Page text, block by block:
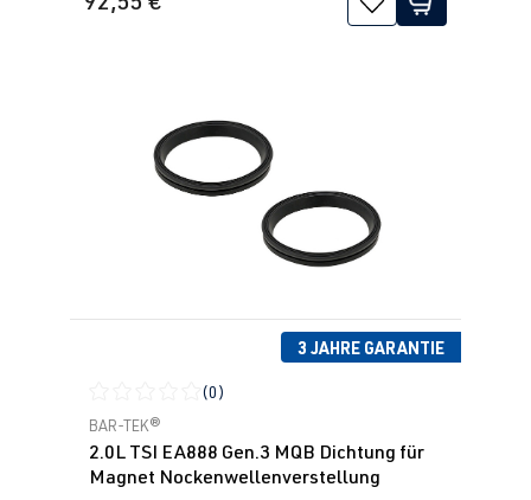
3 JAHRE GARANTIE
Durchschnittliche Bewertung von 0 von 5 Sternen
(0)
BAR-TEK®
2.0L TSI EA888 Gen.3 MQB Dichtung für
Magnet Nockenwellenverstellung